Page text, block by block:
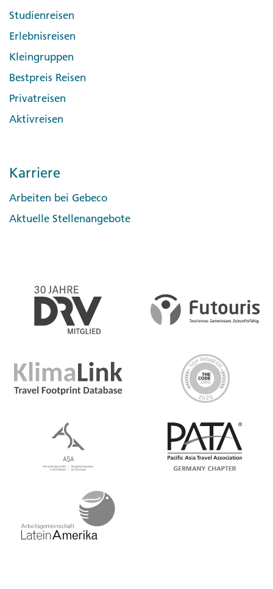
Studienreisen
Erlebnisreisen
Kleingruppen
Bestpreis Reisen
Privatreisen
Aktivreisen
Karriere
Arbeiten bei Gebeco
Aktuelle Stellenangebote